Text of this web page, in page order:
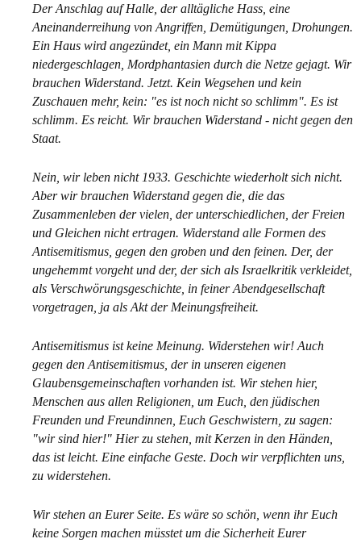
Der Anschlag auf Halle, der alltägliche Hass, eine
Aneinanderreihung von Angriffen, Demütigungen, Drohungen.
Ein Haus wird angezündet, ein Mann mit Kippa
niedergeschlagen, Mordphantasien durch die Netze gejagt. Wir
brauchen Widerstand. Jetzt. Kein Wegsehen und kein
Zuschauen mehr, kein: "es ist noch nicht so schlimm". Es ist
schlimm. Es reicht. Wir brauchen Widerstand - nicht gegen den
Staat.
Nein, wir leben nicht 1933. Geschichte wiederholt sich nicht.
Aber wir brauchen Widerstand gegen die, die das
Zusammenleben der vielen, der unterschiedlichen, der Freien
und Gleichen nicht ertragen. Widerstand alle Formen des
Antisemitismus, gegen den groben und den feinen. Der, der
ungehemmt vorgeht und der, der sich als Israelkritik verkleidet,
als Verschwörungsgeschichte, in feiner Abendgesellschaft
vorgetragen, ja als Akt der Meinungsfreiheit.
Antisemitismus ist keine Meinung. Widerstehen wir! Auch
gegen den Antisemitismus, der in unseren eigenen
Glaubensgemeinschaften vorhanden ist. Wir stehen hier,
Menschen aus allen Religionen, um Euch, den jüdischen
Freunden und Freundinnen, Euch Geschwistern, zu sagen:
"wir sind hier!" Hier zu stehen, mit Kerzen in den Händen,
das ist leicht. Eine einfache Geste. Doch wir verpflichten uns,
zu widerstehen.
Wir stehen an Eurer Seite. Es wäre so schön, wenn ihr Euch
keine Sorgen machen müsstet um die Sicherheit Eurer